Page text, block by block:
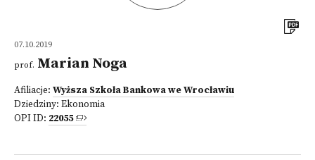
07.10.2019
prof. Marian Noga
Afiliacje: Wyższa Szkoła Bankowa we Wrocławiu
Dziedziny: Ekonomia
OPI ID: 22055